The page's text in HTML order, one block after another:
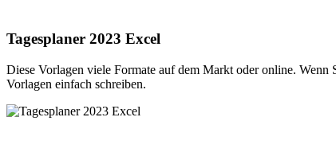
Tagesplaner 2023 Excel
Diese Vorlagen viele Formate auf dem Markt oder online.
Vorlagen einfach schreiben.